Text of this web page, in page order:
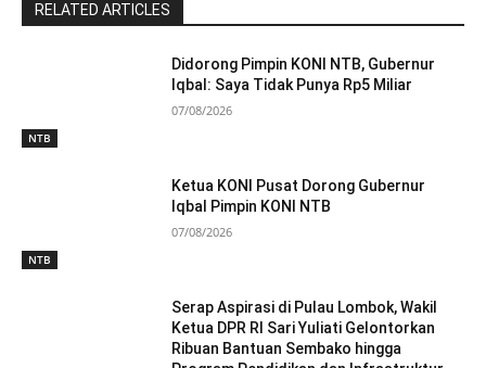
RELATED ARTICLES
NTB
Didorong Pimpin KONI NTB, Gubernur
Iqbal: Saya Tidak Punya Rp5 Miliar
07/08/2026
NTB
Ketua KONI Pusat Dorong Gubernur
Iqbal Pimpin KONI NTB
07/08/2026
Serap Aspirasi di Pulau Lombok, Wakil
Ketua DPR RI Sari Yuliati Gelontorkan
Ribuan Bantuan Sembako hingga